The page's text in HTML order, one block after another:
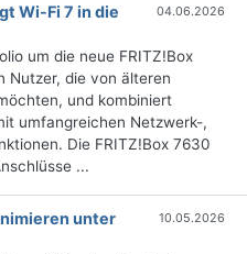
Wi-Fi 7 in die
04.06.2026
um die neue FRITZ!Box
Nutzer, die von älteren
und kombiniert
umfangreichen Netzwerk-,
Die FRITZ!Box 7630
...
unter
10.05.2026